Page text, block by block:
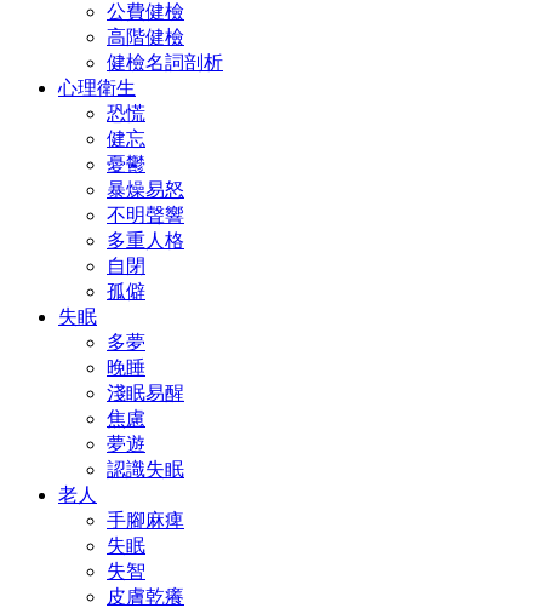
公費健檢
高階健檢
健檢名詞剖析
心理衛生
恐慌
健忘
憂鬱
暴燥易怒
不明聲響
多重人格
自閉
孤僻
失眠
多夢
晚睡
淺眠易醒
焦慮
夢遊
認識失眠
老人
手腳麻痺
失眠
失智
皮膚乾癢